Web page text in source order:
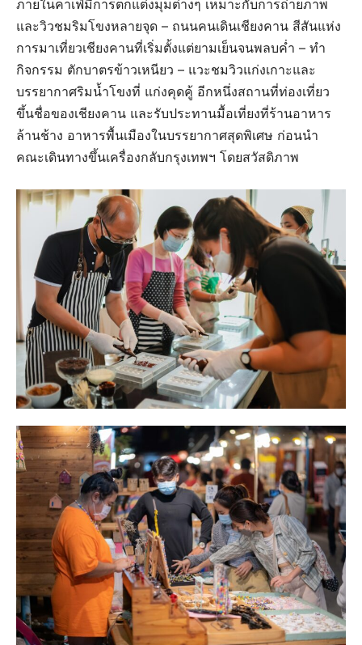
ภายในคาเฟ่มีการตกแต่งมุมต่างๆ เหมาะกับการถ่ายภาพ
และวิวชมริมโขงหลายจุด – ถนนคนเดินเชียงคาน สีสันแห่ง
การมาเที่ยวเชียงคานที่เริ่มตั้งแต่ยามเย็นจนพลบค่ำ – ทำ
กิจกรรม ตักบาตรข้าวเหนียว – แวะชมวิวแก่งเกาะและ
บรรยากาศริมน้ำโขงที่ แก่งคุดคู้ อีกหนึ่งสถานที่ท่องเที่ยว
ขึ้นชื่อของเชียงคาน และรับประทานมื้อเที่ยงที่ร้านอาหาร
ล้านช้าง อาหารพื้นเมืองในบรรยากาศสุดพิเศษ ก่อนนำ
คณะเดินทางขึ้นเครื่องกลับกรุงเทพฯ โดยสวัสดิภาพ